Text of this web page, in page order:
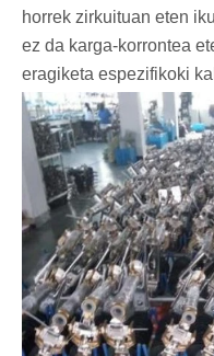
horrek zirkuituan eten
ez da karga-korrontea
eragiketa espezifikoki